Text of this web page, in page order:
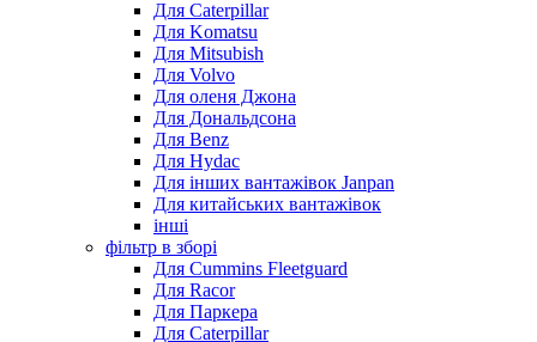
Для Caterpillar
Для Komatsu
Для Mitsubish
Для Volvo
Для оленя Джона
Для Дональдсона
Для Benz
Для Hydac
Для інших вантажівок Janpan
Для китайських вантажівок
інші
фільтр в зборі
Для Cummins Fleetguard
Для Racor
Для Паркера
Для Caterpillar